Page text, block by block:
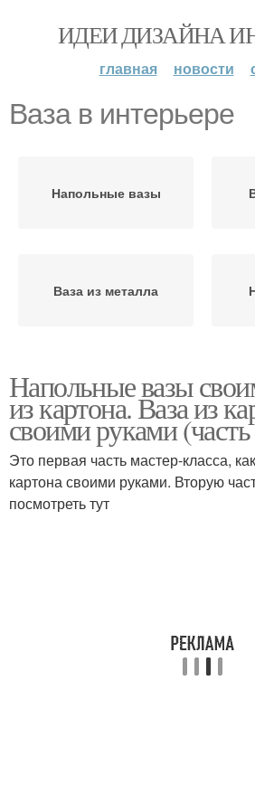
ИДЕИ ДИЗАЙНА
главная новости
Ваза в интерьере
Напольные вазы
Ваза из металла
Готовая ваза
Ваза из папье
Напольные вазы
из картона. Ваза из
своими руками
Это первая часть мастер-класса,
картона своими руками. Вторую
посмотреть тут